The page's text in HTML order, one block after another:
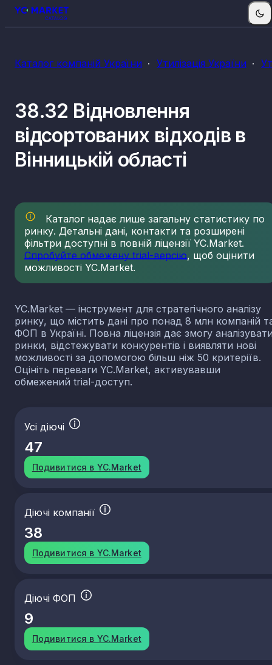
Каталог компаній України Утилізація України
38.32 Відновлення
відсортованих відходів в
Вінницькій області
Каталог надає лише загальну статистику по
ринку. Детальні дані, контакти та розширені
фільтри доступні в повній ліцензії YC.Market.
Спробуйте обмежену trial-версію, щоб оцінити
можливості YC.Market.
YC.Market — інструмент для стратегічного аналізу
ринку, що містить дані про понад 8 млн компаній
ФОП в Україні. Повна ліцензія дає змогу
ринки, відстежувати конкурентів і виявляти нові
можливості за допомогою більш ніж 50 критеріїв.
Оцініть переваги YC.Market, активувавши
обмежений trial-доступ.
Усі діючі
47
Подивитися в YC.Market
Діючі компанії
38
Подивитися в YC.Market
Діючі ФОП
9
Подивитися в YC.Market